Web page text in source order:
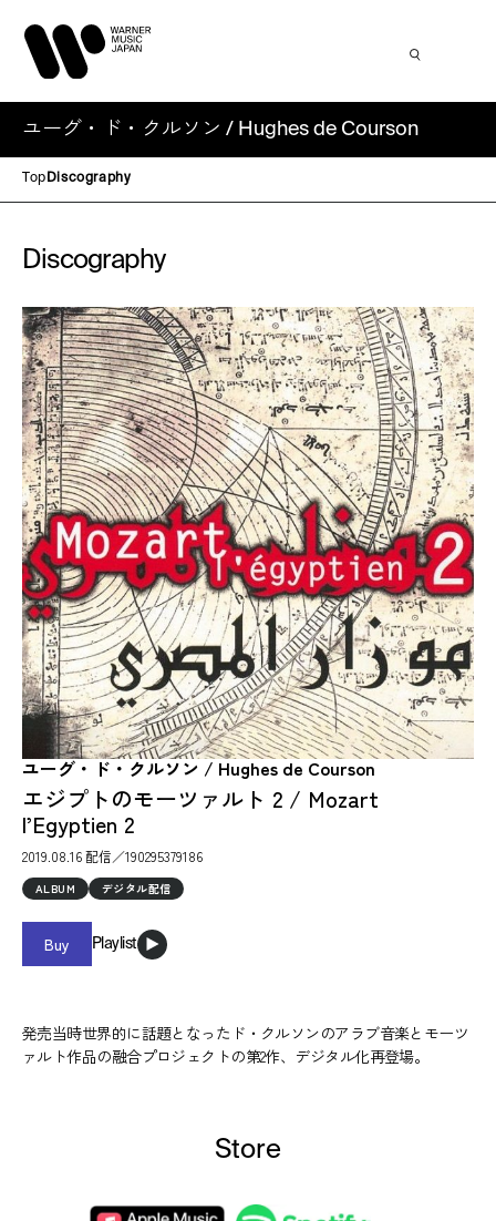
ユーグ・ド・クルソン / Hughes de Courson
Top Discography
Discography
ユーグ・ド・クルソン / Hughes de Courson
エジプトのモーツァルト 2 / Mozart
l’Egyptien 2
2019.08.16 配信／190295379186
ALBUM デジタル配信
Buy Playlist
発売当時世界的に話題となったド・クルソンのアラブ音楽とモーツ
ァルト作品の融合プロジェクトの第2作、デジタル化再登場。
Store